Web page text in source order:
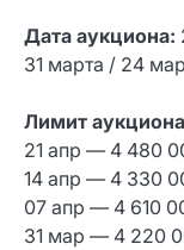
Дата аукциона:
31 марта / 24
Лимит
21 апр — 4 480
14 апр — 4 330
07 апр — 4 610
31 мар — 4 220